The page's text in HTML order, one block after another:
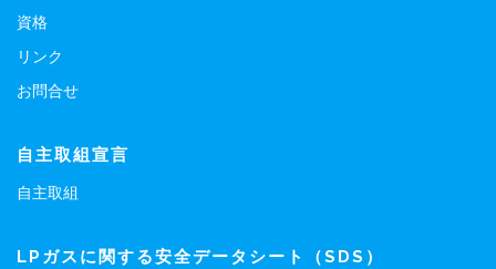
資格
リンク
お問合せ
自主取組宣言
自主取組
LPガスに関する安全データシート（SDS）